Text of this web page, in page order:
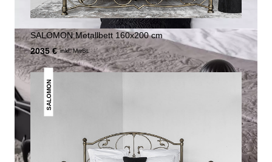
SALOMON Metallbett 160x200 cm
2035 € inkl. MwSt.
SALOMON